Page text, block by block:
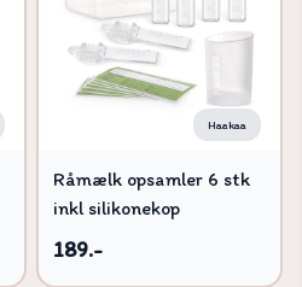
Haakaa
Råmælk opsamler 6 stk
inkl silikonekop
189.-